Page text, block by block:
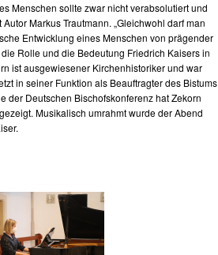
Menschen sollte zwar nicht verabsolutiert und
Markus Trautmann. „Gleichwohl darf man
Entwicklung eines Menschen von prägender
Rolle und die Bedeutung Friedrich Kaisers in
ist ausgewiesener Kirchenhistoriker und war
in seiner Funktion als Beauftragter des Bistums
der Deutschen Bischofskonferenz hat Zekorn
Musikalisch umrahmt wurde der Abend